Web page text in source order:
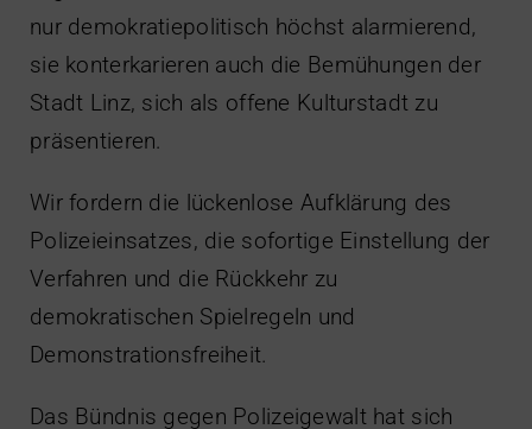
nur demokratiepolitisch höchst alarmierend,
sie konterkarieren auch die Bemühungen der
Stadt Linz, sich als offene Kulturstadt zu
präsentieren.
Wir fordern die lückenlose Aufklärung des
Polizeieinsatzes, die sofortige Einstellung der
Verfahren und die Rückkehr zu
demokratischen Spielregeln und
Demonstrationsfreiheit.
Das Bündnis gegen Polizeigewalt hat sich